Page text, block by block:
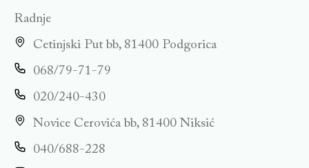
Radnje
Cetinjski Put bb, 81400 Podgorica
068/79-71-79
020/240-430
Novice Cerovića bb, 81400 Niksić
040/688-228